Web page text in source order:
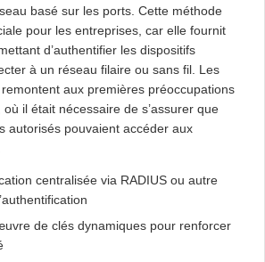
basé sur les ports. Cette méthode
pour les entreprises, car elle fournit
d’authentifier les dispositifs
à un réseau filaire ou sans fil. Les
aux premières préoccupations
il était nécessaire de s’assurer que
autorisés pouvaient accéder aux
centralisée via RADIUS ou autre
de clés dynamiques pour renforcer